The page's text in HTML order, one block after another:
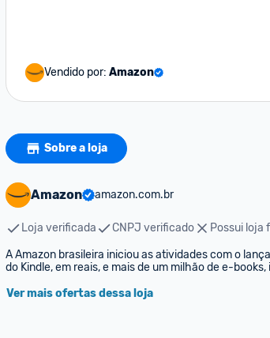
Vendido por: Amazon
Sobre a loja
Amazon amazon.com.br
Loja verificada CNPJ verificado
Possui loja
A Amazon brasileira iniciou as atividades com o
do Kindle, em reais, e mais de um milhão de e-
Ver mais ofertas dessa loja